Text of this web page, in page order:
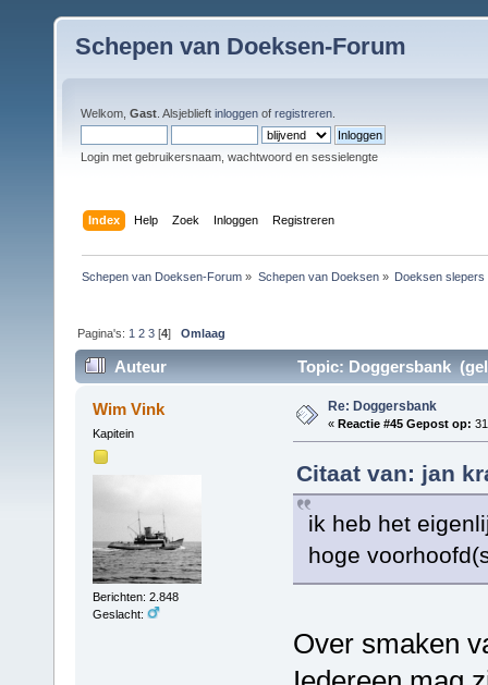
Schepen van Doeksen-Forum
Welkom, Gast . Alsjeblieft inloggen of registreren
Login met gebruikersnaam, wachtwoord en sessielengte
Index Help Zoek Inloggen Registreren
Schepen van Doeksen-Forum » Schepen van Doeksen» Doeksen slepers
Pagina's: 1 2 3 [4]Omlaag
Auteur Topic: Doggersbank
Wim Vink
Kapitein
Berichten: 2.848
Geslacht:
Re: Doggersbank
« Reactie #45 Gepost op:
Citaat van: jan
ik heb het
hoge
Over smaken